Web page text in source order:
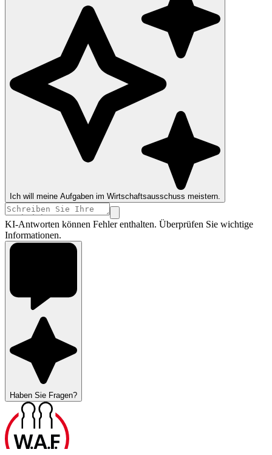
Ich will meine Aufgaben im Wirtschaftsausschuss meistern.
KI-Antworten können Fehler enthalten. Überprüfen Sie wichtige
Informationen.
Haben Sie Fragen?